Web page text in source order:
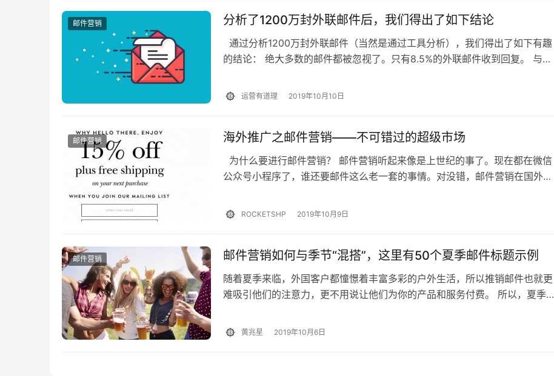
邮件营销 分析了1200万封外联邮件后，我们得出了如下结论
通过分析1200万封外联邮件（当然是通过工具分析），我们得出了如下有趣
的结论： 绝大多数的邮件都被忽视了。只有8.5%的外联邮件收到回复。 与标
能明显提…
运营有道理 2019年10月10日
邮件营销 海外推广之邮件营销——不可错过的超级市场
为什么要进行邮件营销？ 邮件营销听起来像是上世纪的事了。现在都在微信
公众号小程序了，谁还要邮件这么老一套的事情。对没错，邮件营销在国外就
的推送仍然是通过邮件订阅实现的。…
ROCKETSHP 2019年10月9日
邮件营销 邮件营销如何与季节“混搭”，这里有50个夏季邮件标题示例
随着夏季来临，外国客户都憧憬着丰富多彩的户外生活，所以推销邮件也就更
难吸引他们的注意力，更不用说让他们为你的产品和服务付费。 所以，夏季的
才能更好地计划相应的邮件营销活动…
黄兆星 2019年10月6日